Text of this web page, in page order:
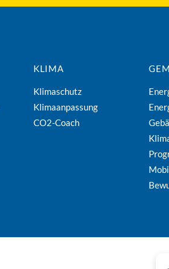
KLIMA
Klimaschutz
Klimaanpassung
CO2-Coach